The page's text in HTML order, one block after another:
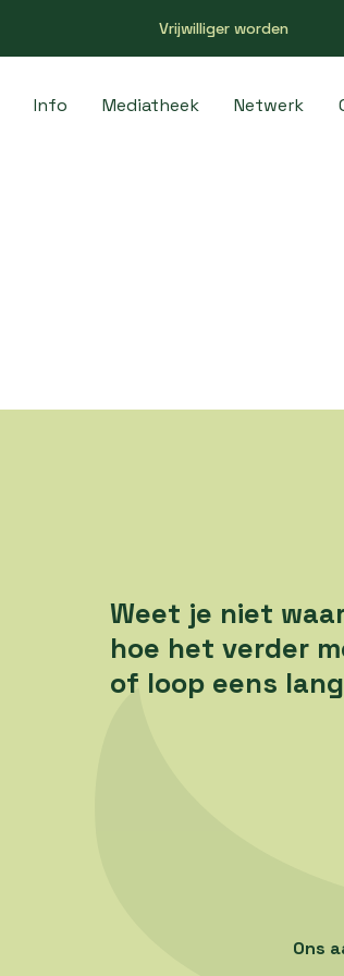
Vrijwilliger worden
Info Mediatheek Netwerk
Weet je niet
hoe het verder
of loop eens
Ons